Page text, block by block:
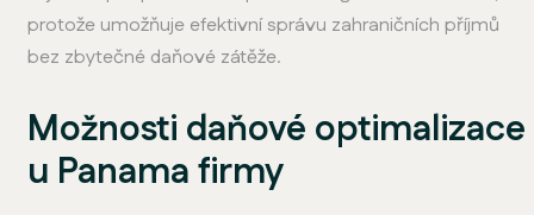
protože umožňuje efektivní správu zahraničních příjmů
bez zbytečné daňové zátěže.
Možnosti daňové optimalizace
u Panama firmy